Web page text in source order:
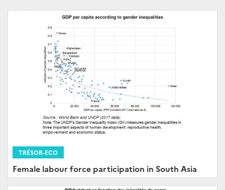
TRÉSOR-ECO
Female labour force participation in South Asia